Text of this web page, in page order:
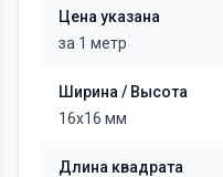
Цена указана
за 1 метр
Ширина / Высота
16х16 мм
Длина квадрата